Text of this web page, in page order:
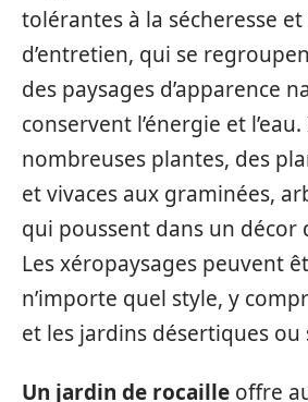
tolérantes à la sécheresse
d’entretien, qui se
des paysages d’apparence
conservent l’énergie et
nombreuses plantes, des
et vivaces aux graminées,
qui poussent dans un décor
Les xéropaysages peuvent
n’importe quel style, y
et les jardins désertiques ou
Un jardin de rocaille offre